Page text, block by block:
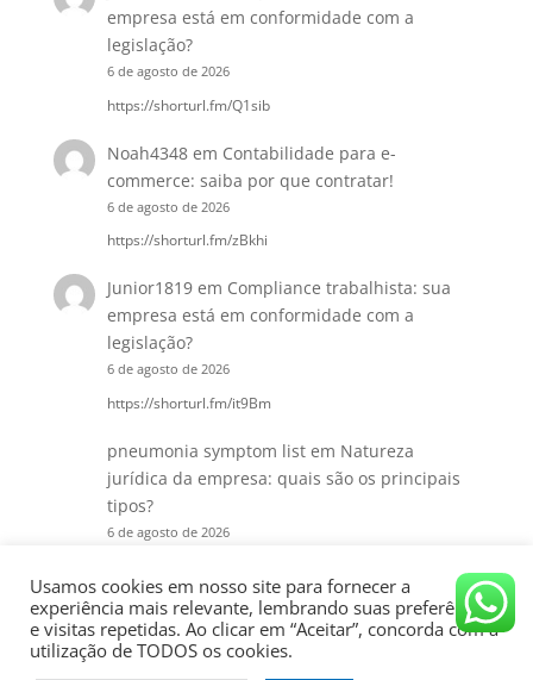
empresa está em conformidade com a
legislação?
6 de agosto de 2026
https://shorturl.fm/Q1sib
Noah4348 em Contabilidade para e-
commerce: saiba por que contratar!
6 de agosto de 2026
https://shorturl.fm/zBkhi
Junior1819 em Compliance trabalhista: sua
empresa está em conformidade com a
legislação?
6 de agosto de 2026
https://shorturl.fm/it9Bm
pneumonia symptom list em Natureza
jurídica da empresa: quais são os principais
tipos?
6 de agosto de 2026
Usamos cookies em nosso site para fornecer a
experiência mais relevante, lembrando suas preferências
e visitas repetidas. Ao clicar em “Aceitar”, concorda com a
utilização de TODOS os cookies.